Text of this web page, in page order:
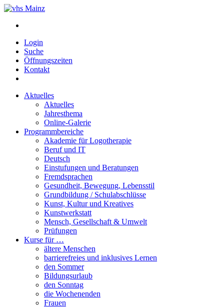
Login
Suche
Öffnungszeiten
Kontakt
Aktuelles
Aktuelles
Jahresthema
Online-Galerie
Programmbereiche
Akademie für Logotherapie
Beruf und IT
Deutsch
Einstufungen und Beratungen
Fremdsprachen
Gesundheit, Bewegung, Lebensstil
Grundbildung / Schulabschlüsse
Kunst, Kultur und Kreatives
Kunstwerkstatt
Mensch, Gesellschaft & Umwelt
Prüfungen
Kurse für …
ältere Menschen
barrierefreies und inklusives Lernen
den Sommer
Bildungsurlaub
den Sonntag
die Wochenenden
Frauen